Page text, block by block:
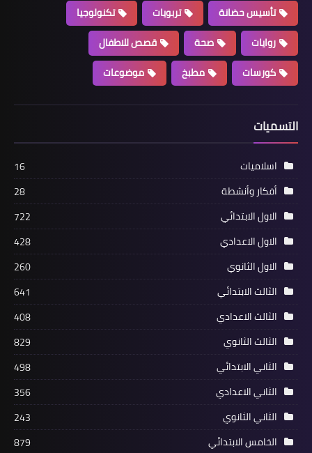
تأسيس حضانة
تربويات
تكنولوجيا
روايات
صحة
قصص للاطفال
كورسات
مطبخ موضوعات
التسميات
اسلاميات
16
أفكار وأنشطة
28
الاول الابتدائي
722
الاول الاعدادي
428
الاول الثانوي
260
الثالث الابتدائي
641
الثالث الاعدادي
408
الثالث الثانوي
829
الثاني الابتدائي
498
الثاني الاعدادي
356
الثاني الثانوي
243
الخامس الابتدائي
879